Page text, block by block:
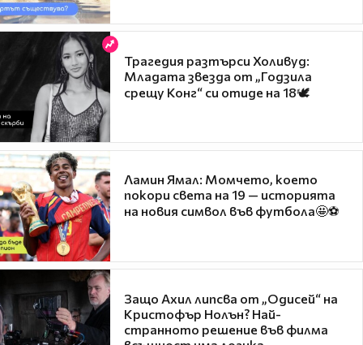
Трагедия разтърси Холивуд:
Младата звезда от „Годзила
срещу Конг“ си отиде на 18🕊️
Ламин Ямал: Момчето, което
покори света на 19 — историята
на новия символ във футбола🤩⚽
Защо Ахил липсва от „Одисей“ на
Кристофър Нолън? Най-
странното решение във филма